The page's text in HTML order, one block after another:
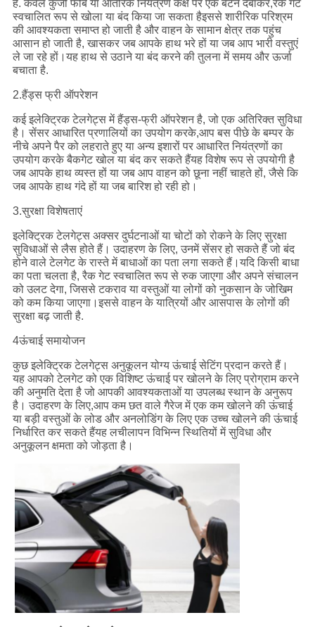
है. केवल कुंजी फोब या आंतरिक नियंत्रण कक्ष पर एक बटन दबाकर,रैक गेट
स्वचालित रूप से खोला या बंद किया जा सकता हैइससे शारीरिक परिश्रम
की आवश्यकता समाप्त हो जाती है और वाहन के सामान क्षेत्र तक पहुंच
आसान हो जाती है, खासकर जब आपके हाथ भरे हों या जब आप भारी वस्तुएं
ले जा रहे हों।यह हाथ से उठाने या बंद करने की तुलना में समय और ऊर्जा
बचाता है.
2.हैंड्स फ्री ऑपरेशन
कई इलेक्ट्रिक टेलगेट्स में हैंड्स-फ्री ऑपरेशन है, जो एक अतिरिक्त सुविधा
है। सेंसर आधारित प्रणालियों का उपयोग करके,आप बस पीछे के बम्पर के
नीचे अपने पैर को लहराते हुए या अन्य इशारों पर आधारित नियंत्रणों का
उपयोग करके बैकगेट खोल या बंद कर सकते हैंयह विशेष रूप से उपयोगी है
जब आपके हाथ व्यस्त हों या जब आप वाहन को छूना नहीं चाहते हों, जैसे कि
जब आपके हाथ गंदे हों या जब बारिश हो रही हो।
3.सुरक्षा विशेषताएं
इलेक्ट्रिक टेलगेट्स अक्सर दुर्घटनाओं या चोटों को रोकने के लिए सुरक्षा
सुविधाओं से लैस होते हैं। उदाहरण के लिए, उनमें सेंसर हो सकते हैं जो बंद
होने वाले टेलगेट के रास्ते में बाधाओं का पता लगा सकते हैं।यदि किसी बाधा
का पता चलता है, रैक गेट स्वचालित रूप से रुक जाएगा और अपने संचालन
को उलट देगा, जिससे टकराव या वस्तुओं या लोगों को नुकसान के जोखिम
को कम किया जाएगा।इससे वाहन के यात्रियों और आसपास के लोगों की
सुरक्षा बढ़ जाती है.
4ऊंचाई समायोजन
कुछ इलेक्ट्रिक टेलगेट्स अनुकूलन योग्य ऊंचाई सेटिंग प्रदान करते हैं।
यह आपको टेलगेट को एक विशिष्ट ऊंचाई पर खोलने के लिए प्रोग्राम करने
की अनुमति देता है जो आपकी आवश्यकताओं या उपलब्ध स्थान के अनुरूप
है। उदाहरण के लिए,आप कम छत वाले गैरेज में एक कम खोलने की ऊंचाई
या बड़ी वस्तुओं के लोड और अनलोडिंग के लिए एक उच्च खोलने की ऊंचाई
निर्धारित कर सकते हैंयह लचीलापन विभिन्न स्थितियों में सुविधा और
अनुकूलन क्षमता को जोड़ता है।